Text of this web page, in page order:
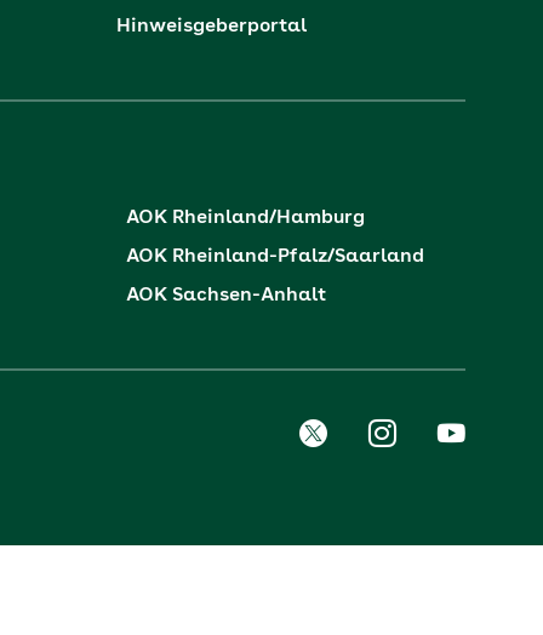
Hinweisgeberportal
AOK Rheinland/Hamburg
AOK Rheinland-Pfalz/Saarland
AOK Sachsen-Anhalt